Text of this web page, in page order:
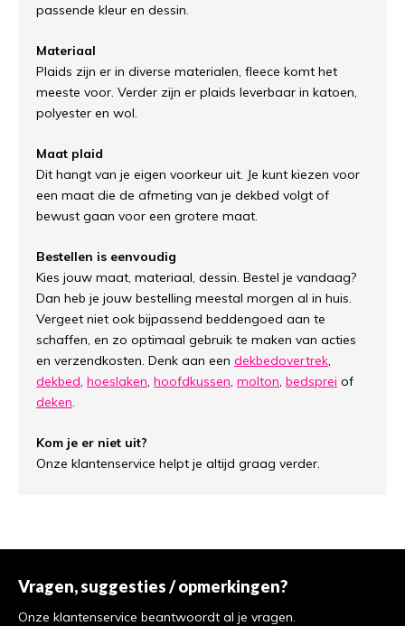
passende kleur en dessin.
Materiaal
Plaids zijn er in diverse materialen, fleece komt het
meeste voor. Verder zijn er plaids leverbaar in katoen,
polyester en wol.
Maat plaid
Dit hangt van je eigen voorkeur uit. Je kunt kiezen voor
een maat die de afmeting van je dekbed volgt of
bewust gaan voor een grotere maat.
Bestellen is eenvoudig
Kies jouw maat, materiaal, dessin. Bestel je vandaag?
Dan heb je jouw bestelling meestal morgen al in huis.
Vergeet niet ook bijpassend beddengoed aan te
schaffen, en zo optimaal gebruik te maken van acties
en verzendkosten. Denk aan een dekbedovertrek,
dekbed, hoeslaken, hoofdkussen, molton, bedsprei of
deken.
Kom je er niet uit?
Onze klantenservice helpt je altijd graag verder.
Vragen, suggesties / opmerkingen?
Onze klantenservice beantwoordt al je vragen.